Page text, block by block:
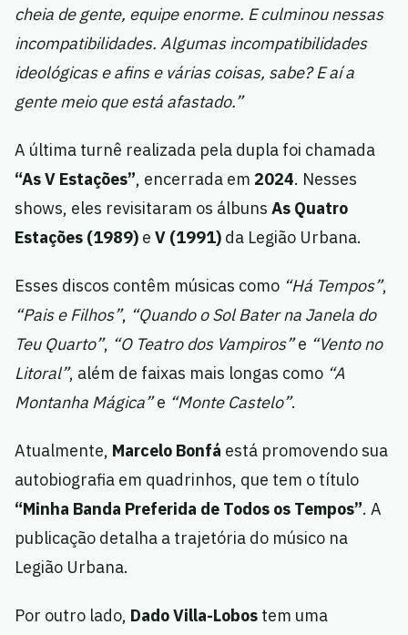
cheia de gente, equipe enorme. E culminou nessas
incompatibilidades. Algumas incompatibilidades
ideológicas e afins e várias coisas, sabe? E aí a
gente meio que está afastado.”
A última turnê realizada pela dupla foi chamada
“As V Estações”, encerrada em 2024. Nesses
shows, eles revisitaram os álbuns As Quatro
Estações (1989) e V (1991) da Legião Urbana.
Esses discos contêm músicas como “Há Tempos”,
“Pais e Filhos”, “Quando o Sol Bater na Janela do
Teu Quarto”, “O Teatro dos Vampiros”e “Vento no
Litoral”, além de faixas mais longas como “A
Montanha Mágica”e “Monte Castelo”.
Atualmente, Marcelo Bonfá está promovendo sua
autobiografia em quadrinhos, que tem o título
“Minha Banda Preferida de Todos os Tempos”. A
publicação detalha a trajetória do músico na
Legião Urbana.
Por outro lado, Dado Villa-Lobos tem uma